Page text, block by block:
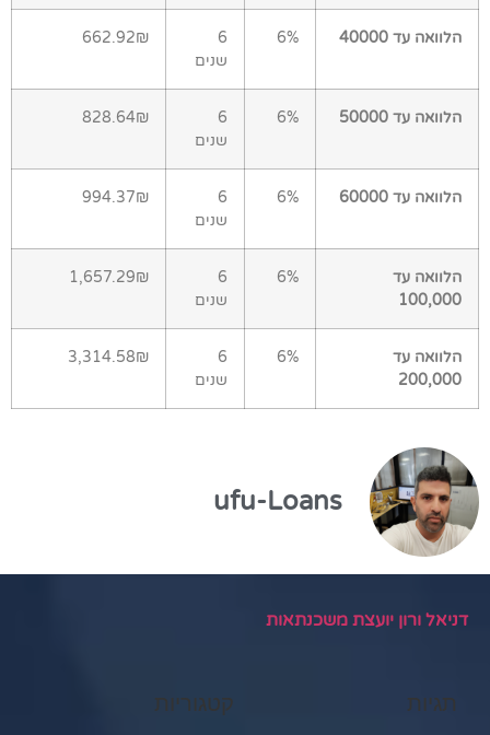
הלוואה עד 40000 6%
6
שנים
662.92₪
הלוואה עד 50000 6%
6
שנים
828.64₪
הלוואה עד 60000 6%
6
שנים
994.37₪
הלוואה עד
100,000
6%
6
שנים
1,657.29₪
הלוואה עד
200,000
6%
6
שנים
3,314.58₪
ufu-Loans
דניאל ורון יועצת משכנתאות
תגיות קטגוריות